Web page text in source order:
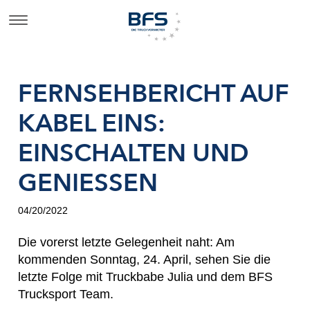
FERNSEHBERICHT AUF
KABEL EINS:
EINSCHALTEN UND
GENIESSEN
04/20/2022
Die vorerst letzte Gelegenheit naht: Am
kommenden Sonntag, 24. April, sehen Sie die
letzte Folge mit Truckbabe Julia und dem BFS
Trucksport Team.